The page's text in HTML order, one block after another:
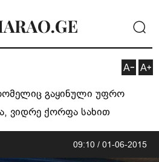
გაყინული უფრო
ვიდრე ქორფა სახით
09:10 / 01-06-2015